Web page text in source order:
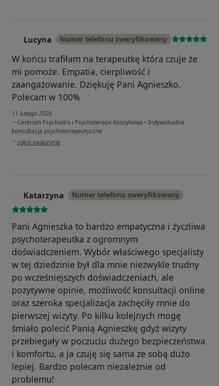
Lucyna Numer telefonu zweryfikowany
W końcu trafiłam na terapeutkę która czuje że
mi pomoże. Empatia, cierpliwość i
zaangażowanie. Dziękuję Pani Agnieszko.
Polecam w 100%
11 lutego 2026
• Centrum Psychiatrii i Psychoterapii Koszykowa • Indywidualna
konsultacja psychoterapeutyczna
• w opinii użytkownika Lucyna
zgłoś nadużycie
Katarzyna Numer telefonu zweryfikowany
Pani Agnieszka to bardzo empatyczna i życzliwa
psychoterapeutka z ogromnym
doświadczeniem. Wybór właściwego specjalisty
w tej dziedzinie był dla mnie niezwykle trudny
po wcześniejszych doświadczeniach, ale
pozytywne opinie, możliwość konsultacji online
oraz szeroka specjalizacja zachęciły mnie do
pierwszej wizyty. Po kilku kolejnych mogę
śmiało polecić Panią Agnieszkę gdyż wizyty
przebiegały w poczuciu dużego bezpieczeństwa
i komfortu, a ja czuję się sama ze sobą dużo
lepiej. Bardzo polecam niezależnie od
problemu!